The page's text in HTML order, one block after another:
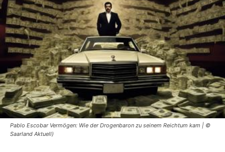
Pablo Escobar Vermögen: Wie der Drogenbaron zu seinem Reichtum kam | ©
Saarland Aktuell)